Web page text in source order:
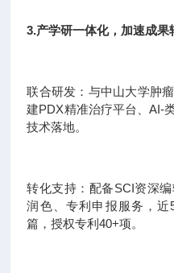
3.产学研一体化，加速成果
联合研发：与中山大学肿
建PDX精准治疗平台、AI-
技术落地。
转化支持：配备SCI资深
润色、专利申报服务，
篇，授权专利40+项。